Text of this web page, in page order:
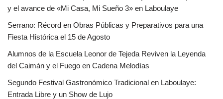
y el avance de «Mi Casa, Mi Sueño 3» en Laboulaye
Serrano: Récord en Obras Públicas y Preparativos para una
Fiesta Histórica el 15 de Agosto
Alumnos de la Escuela Leonor de Tejeda Reviven la Leyenda
del Caimán y el Fuego en Cadena Melodías
Segundo Festival Gastronómico Tradicional en Laboulaye:
Entrada Libre y un Show de Lujo